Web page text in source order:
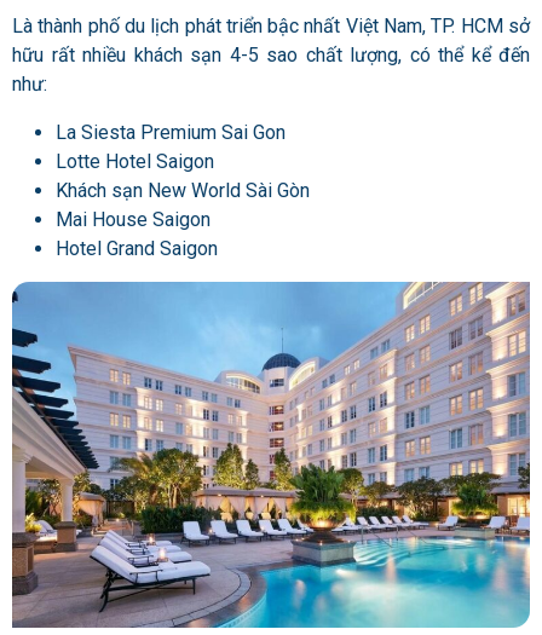
Là thành phố du lịch phát triển bậc nhất Việt Nam, TP. HCM sở
hữu rất nhiều khách sạn 4-5 sao chất lượng, có thể kể đến
như:
La Siesta Premium Sai Gon
Lotte Hotel Saigon
Khách sạn New World Sài Gòn
Mai House Saigon
Hotel Grand Saigon